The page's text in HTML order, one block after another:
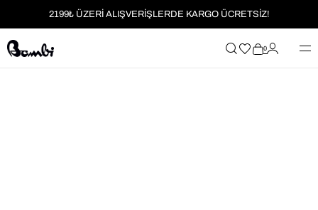
2199₺ ÜZERİ ALIŞVERİŞLERDE KARGO ÜCRETSİZ!
MOBİL UYGULAMAYA ÖZEL İLK ALIŞVERİŞİNİZE %5 İNDİRİM
0